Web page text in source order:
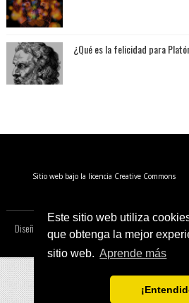
Este sitio web utiliza
que obtenga la mejor
sitio web. Aprende más
¿Qué es la felicidad para
Sitio web bajo la licencia Creative Commons
Diseñado por: SoraTemplates | Copyright 2020